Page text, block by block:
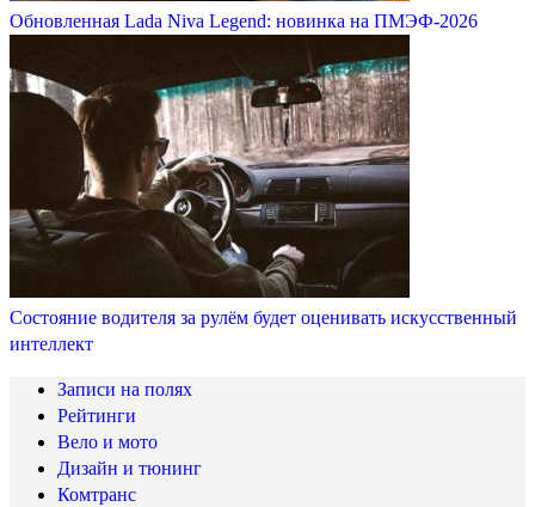
Обновленная Lada Niva Legend: новинка на ПМЭФ-2026
Состояние водителя за рулём будет оценивать искусственный
интеллект
Записи на полях
Рейтинги
Вело и мото
Дизайн и тюнинг
Комтранс